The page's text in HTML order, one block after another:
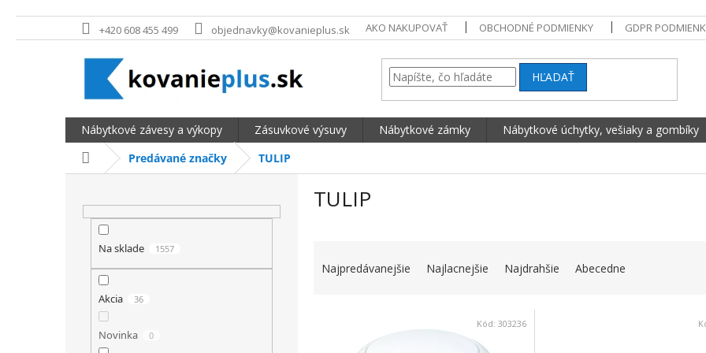
Prejsť na obsah +420 608 455 499 objednavky@kovanieplus.sk AKO NAKUPOVAŤ OBCHODNÉ PODMIENKY GDPR
HĽADAŤ
Nábytkové závesy a výkopy Zásuvkové výsuvy Nábytkové zámky Nábytkové úchytky, vešiaky a gombíky
DomovPredávané značky TULIP
BOČNÝ PANEL
Na sklade 1557
Akcia 36
Novinka 0
TULIP
Najpredávanejšie Najlacnejšie Najdrahšie Abecedne
Kód: 303236